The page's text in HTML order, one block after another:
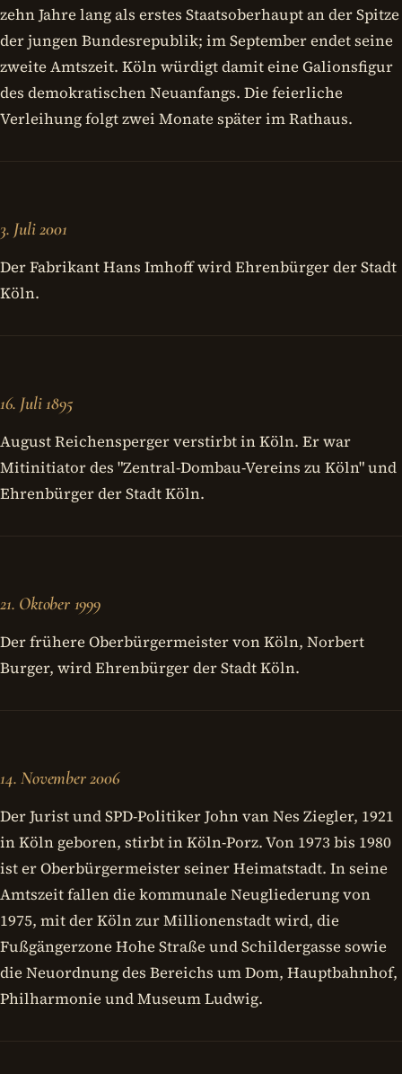
zehn Jahre lang als erstes Staatsoberhaupt an der Spitze
der jungen Bundesrepublik; im September endet seine
zweite Amtszeit. Köln würdigt damit eine Galionsfigur
des demokratischen Neuanfangs. Die feierliche
Verleihung folgt zwei Monate später im Rathaus.
3. Juli 2001
Der Fabrikant Hans Imhoff wird Ehrenbürger der Stadt
Köln.
16. Juli 1895
August Reichensperger verstirbt in Köln. Er war
Mitinitiator des "Zentral-Dombau-Vereins zu Köln" und
Ehrenbürger der Stadt Köln.
21. Oktober 1999
Der frühere Oberbürgermeister von Köln, Norbert
Burger, wird Ehrenbürger der Stadt Köln.
14. November 2006
Der Jurist und SPD-Politiker John van Nes Ziegler, 1921
in Köln geboren, stirbt in Köln-Porz. Von 1973 bis 1980
ist er Oberbürgermeister seiner Heimatstadt. In seine
Amtszeit fallen die kommunale Neugliederung von
1975, mit der Köln zur Millionenstadt wird, die
Fußgängerzone Hohe Straße und Schildergasse sowie
die Neuordnung des Bereichs um Dom, Hauptbahnhof,
Philharmonie und Museum Ludwig.